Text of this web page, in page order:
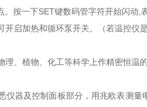
。按一下SET键数码管字符开始闪
启加热和循环泵开关。（若温控仪
、植物、化工等科学上作精密恒温
仪器及控制面板部分，用兆欧表测